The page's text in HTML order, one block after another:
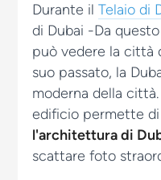
Durante ilTelaio di
di Dubai -Da
può vedere la città
suo passato, la
moderna della
edificio permette
l'architettura di
scattare foto